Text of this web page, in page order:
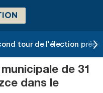
tour de l'élection
de 31
dans le